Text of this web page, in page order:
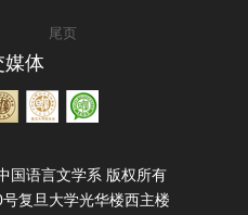
尾页
媒体
国语言文学系 版权所有
号复旦大学光华楼西主楼